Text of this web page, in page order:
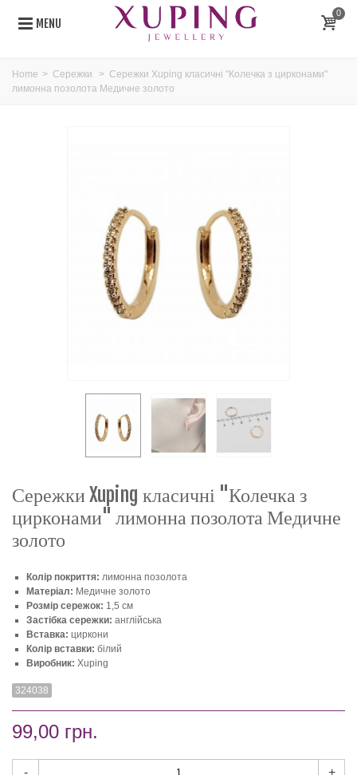
MENU
0
Home > Сережки > Сережки Xuping класичні "Колечка з цирконами"
лимонна позолота Медичне золото
Сережки Xuping класичні "Колечка з
цирконами" лимонна позолота Медичне
золото
Колір покриття: лимонна позолота
Матеріал: Медичне золото
Розмір сережок: 1,5 см
Застібка сережки: англійська
Вставка: циркони
Колір вставки: білий
Виробник: Xuping
324038
99,00 грн.